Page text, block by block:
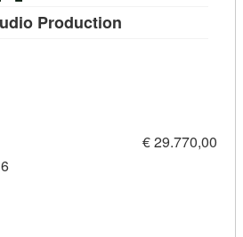
Production
€ 29.770,00